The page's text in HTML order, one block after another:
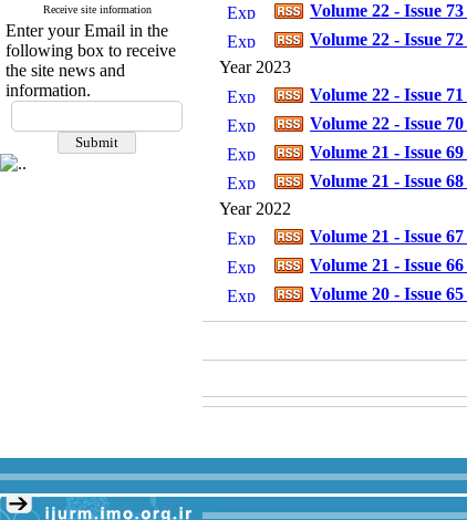
Receive site information
Enter your Email in the
following box to receive
the site news and
information.
Volume 22 - Issue 73
Volume 22 - Issue 72
Year 2023
Volume 22 - Issue 71
Volume 22 - Issue 70
Volume 21 - Issue 69
Volume 21 - Issue 68
Year 2022
Volume 21 - Issue 67
Volume 21 - Issue 66
Volume 20 - Issue 65